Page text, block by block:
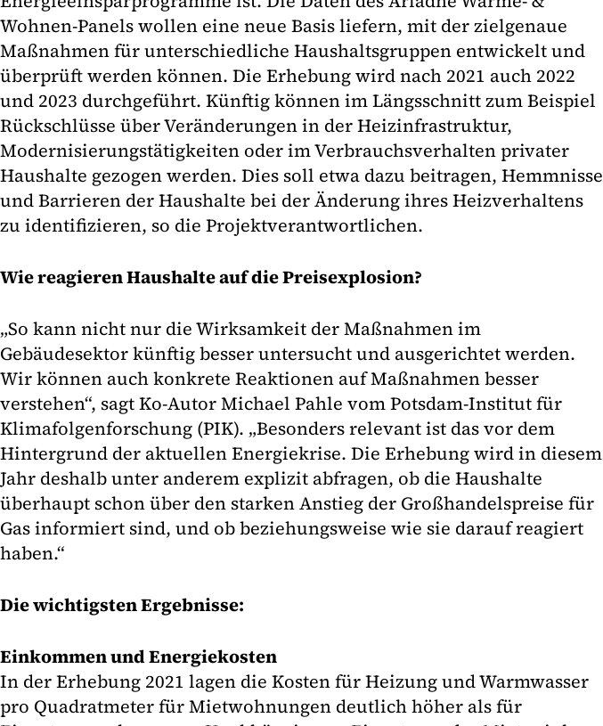
Wohnen-Panels wollen eine neue Basis liefern, mit der zielgenaue
Maßnahmen für unterschiedliche Haushaltsgruppen entwickelt und
überprüft werden können. Die Erhebung wird nach 2021 auch 2022
und 2023 durchgeführt. Künftig können im Längsschnitt zum Beispiel
Rückschlüsse über Veränderungen in der Heizinfrastruktur,
Modernisierungstätigkeiten oder im Verbrauchsverhalten privater
Haushalte gezogen werden. Dies soll etwa dazu beitragen, Hemmnisse
und Barrieren der Haushalte bei der Änderung ihres Heizverhaltens
zu identifizieren, so die Projektverantwortlichen.
Wie reagieren Haushalte auf die Preisexplosion?
„So kann nicht nur die Wirksamkeit der Maßnahmen im
Gebäudesektor künftig besser untersucht und ausgerichtet werden.
Wir können auch konkrete Reaktionen auf Maßnahmen besser
verstehen“, sagt Ko-Autor Michael Pahle vom Potsdam-Institut für
Klimafolgenforschung (PIK). „Besonders relevant ist das vor dem
Hintergrund der aktuellen Energiekrise. Die Erhebung wird in diesem
Jahr deshalb unter anderem explizit abfragen, ob die Haushalte
überhaupt schon über den starken Anstieg der Großhandelspreise für
Gas informiert sind, und ob beziehungsweise wie sie darauf reagiert
haben.“
Die wichtigsten Ergebnisse:
Einkommen und Energiekosten
In der Erhebung 2021 lagen die Kosten für Heizung und Warmwasser
pro Quadratmeter für Mietwohnungen deutlich höher als für